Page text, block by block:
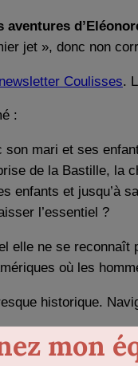
aventures
jet », donc non
newsletter Coulisses.
:
mari et ses
de la Bastille,
enfants et jusqu’à
l’essentiel ?
elle ne se
où les
historique.
époque
. Avec
tome, ce roman